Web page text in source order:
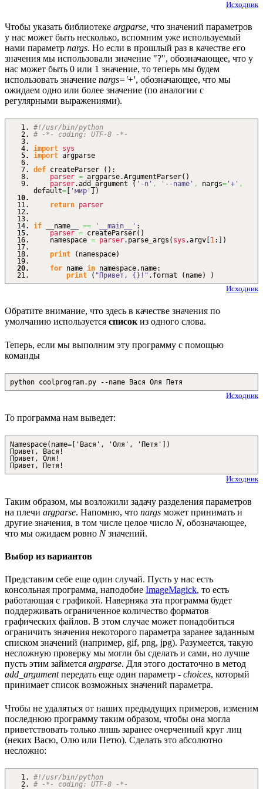
Исходник
Чтобы указать библиотеке argparse, что значений параметров
у нас может быть несколько, вспомним уже используемый
нами параметр nargs. Но если в прошлый раз в качестве его
значения мы использовали значение "?", обозначающее, что у
нас может быть 0 или 1 значение, то теперь мы будем
использовать значение nargs='+', обозначающее, что мы
ожидаем одно или более значение (по аналогии с
регулярными выражениями).
#!/usr/bin/python
# -*- coding: UTF-8 -*-
import sys
import argparse
def createParser ( ) :
parser = argparse.ArgumentParser( )
parser.add_argument ( '-n' , '--name' , nargs= '+' ,
default= 'мир'
)
return parser
if __name__ == '__main__' :
parser = createParser( )
namespace = parser. parse_args ( sys .argv 1:
)
print
( namespace)
for name in namespace. name:
print
( "Привет, {}!" . format ( name) )
Исходник
Обратите внимание, что здесь в качестве значения по
умолчанию используется списокиз одного слова.
Теперь, если мы выполним эту программу с помощью
команды
python coolprogram.py --name Вася Оля Петя
Исходник
То программа нам выведет:
Namespace(name=['Вася', 'Оля', 'Петя'])
Привет, Вася!
Привет, Оля!
Привет, Петя!
Исходник
Таким образом, мы возложили задачу разделения параметров
на плечи argparse. Напомню, что nargs может принимать и
другие значения, в том числе целое число N, обозначающее,
что мы ожидаем ровно Nзначений.
Выбор из вариантов
Представим себе еще один случай. Пусть у нас есть
консольная программа, наподобие ImageMagick, то есть
работающая с графикой. Наверняка эта программа будет
поддерживать ограниченное количество форматов
графических файлов. В этом случае может понадобиться
ограничить значения некоторого параметра заранее заданным
списком значений (например, gif, png, jpg). Разумеется, такую
несложную проверку мы могли бы сделать и сами, но лучше
пусть этим займется argparse. Для этого достаточно в метод
add_argumentпередать еще один параметр - choices, который
принимает список возможных значений параметра.
Чтобы не удаляться от наших предыдущих примеров, изменим
последнюю программу таким образом, чтобы она могла
приветствовать только лишь заранее очерченный круг лиц
(неких Васю, Олю или Петю). Сделать это абсолютно
несложно:
#!/usr/bin/python
# -*- coding: UTF-8 -*-